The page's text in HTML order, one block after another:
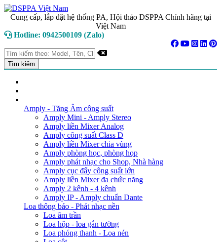
Cung cấp, lắp đặt hệ thống PA, Hội thảo DSPPA Chính hãng tại
Việt Nam
Hotline: 0942500109 (Zalo)
Amply - Tăng Âm công suất
Amply Mini - Amply Stereo
Amply liền Mixer Analog
Amply công suất Class D
Amply liền Mixer chia vùng
Amply phòng học, phòng họp
Amply phát nhạc cho Shop, Nhà hàng
Amply cục đẩy công suất lớn
Amply liền Mixer đa chức năng
Amply 2 kênh - 4 kênh
Amply IP - Amply chuẩn Dante
Loa thông báo - Phát nhạc nền
Loa âm trần
Loa hộp - loa gắn tường
Loa phóng thanh - Loa nén